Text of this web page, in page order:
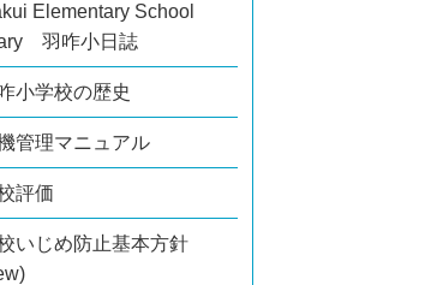
Elementary School
羽咋小日誌
小学校の歴史
管理マニュアル
評価
いじめ防止基本方針